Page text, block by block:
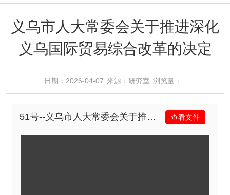
义乌市人大常委会关于推进深化
义乌国际贸易综合改革的决定
日期：2026-04-07 来源：​研究室 浏览量：​
51号--义乌市人大常委会关于推进深化义乌国际贸易综合改革的决定.pdf 查看文件